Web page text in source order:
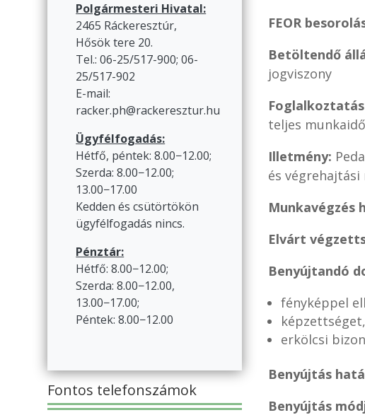
Polgármesteri Hivatal:
2465 Ráckeresztúr,
Hősök tere 20.
Tel.: 06-25/517-900; 06-
25/517-902
E-mail:
racker.ph@rackeresztur.hu
Ügyfélfogadás:
Hétfő, péntek: 8.00−12.00;
Szerda: 8.00−12.00;
13.00−17.00
Kedden és csütörtökön
ügyfélfogadás nincs.
Pénztár:
Hétfő: 8.00−12.00;
Szerda: 8.00−12.00,
13.00−17.00;
Péntek: 8.00−12.00
Fontos telefonszámok
FEOR
Betöltendő
jogviszony
teljes
Illetmény:
és
Munkavégzés
Elvárt
Benyújtandó
fényképpel
erkölcsi
Benyújtás
Benyújtás